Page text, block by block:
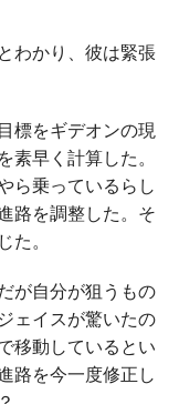
わかり、彼は緊張
標をギデオンの現
早く計算した。
ら乗っているらし
路を調整した。そ
。
が自分が狙うもの
ェイスが驚いたの
移動しているとい
路を今一度修正し